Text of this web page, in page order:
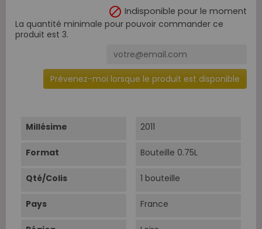
 Indisponible pour le moment
La quantité minimale pour pouvoir commander ce
produit est 3.
Prévenez-moi lorsque le produit est disponible
Millésime 2011
Format Bouteille 0.75L
Qté/Colis 1 bouteille
Pays France